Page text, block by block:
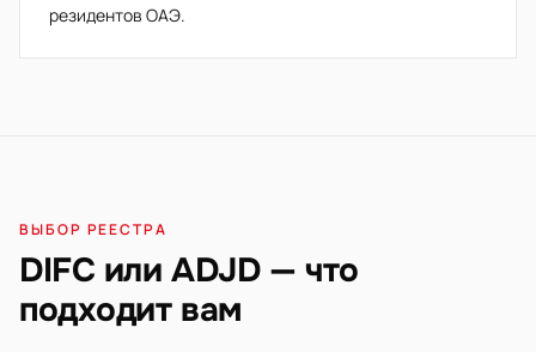
резидентов ОАЭ.
ВЫБОР РЕЕСТРА
DIFC или ADJD — что
подходит вам